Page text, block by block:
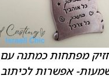
מפתחות כמתנה עם
אפשרות לכיתוב